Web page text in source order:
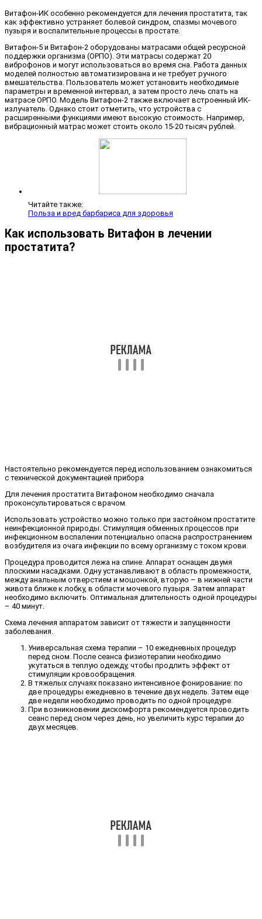
Витафон-ИК особенно рекомендуется для лечения простатита, так
как эффективно устраняет болевой синдром, спазмы мочевого
пузыря и воспалительные процессы в простате.
Витафон-5 и Витафон-2 оборудованы матрасами общей ресурсной
поддержки организма (ОРПО). Эти матрасы содержат 20
виброфонов и могут использоваться во время сна. Работа данных
моделей полностью автоматизирована и не требует ручного
вмешательства. Пользователь может установить необходимые
параметры и временной интервал, а затем просто лечь спать на
матрасе ОРПО. Модель Витафон-2 также включает встроенный ИК-
излучатель. Однако стоит отметить, что устройства с
расширенными функциями имеют высокую стоимость. Например,
вибрационный матрас может стоить около 15-20 тысяч рублей.
Читайте также:
Польза и вред барбариса для здоровья
Как использовать Витафон в лечении
простатита?
Настоятельно рекомендуется перед использованием ознакомиться
с технической документацией прибора
Для лечения простатита Витафоном необходимо сначала
проконсультироваться с врачом.
Использовать устройство можно только при застойном простатите
неинфекционной природы. Стимуляция обменных процессов при
инфекционном воспалении потенциально опасна распространением
возбудителя из очага инфекции по всему организму с током крови.
Процедура проводится лежа на спине. Аппарат оснащен двумя
плоскими насадками. Одну устанавливают в область промежности,
между анальным отверстием и мошонкой, вторую – в нижней части
живота ближе к лобку, в области мочевого пузыря. Затем аппарат
необходимо включить. Оптимальная длительность одной процедуры
– 40 минут.
Схема лечения аппаратом зависит от тяжести и запущенности
заболевания.
Универсальная схема терапии – 10 ежедневных процедур
перед сном. После сеанса физиотерапии необходимо
укутаться в теплую одежду, чтобы продлить эффект от
стимуляции кровообращения.
В тяжелых случаях показано интенсивное фонирование: по
две процедуры ежедневно в течение двух недель. Затем еще
две недели необходимо проводить по одной процедуре.
При возникновении дискомфорта рекомендуется проводить
сеанс перед сном через день, но увеличить курс терапии до
двух месяцев.